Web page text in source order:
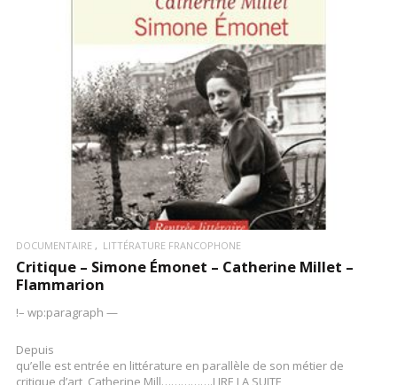
LIRE LA SUITE
DOCUMENTAIRE LITTÉRATURE FRANCOPHONE
Critique – Simone Émonet – Catherine Millet –
Flammarion
!– wp:paragraph —
Depuis
qu’elle est entrée en littérature en parallèle de son métier de
critique d’art, Catherine Mill…………….LIRE LA SUITE